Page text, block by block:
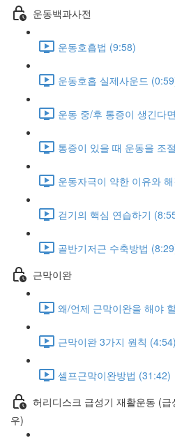
운동백과사전
운동호흡법 (9:58)
운동호흡 실제사운드
운동 중/후 통증이 생긴다
통증이 있을 때 운동을 조
운동자극이 약한 이유와
걷기의 핵심 연습하기
골반기저근 수축방법
근막이완
왜/언제 근막이완을 해야
근막이완 3가지 원칙 (4:54)
셀프근막이완방법 (31:42)
허리디스크 급성기 재활운동 (
우)